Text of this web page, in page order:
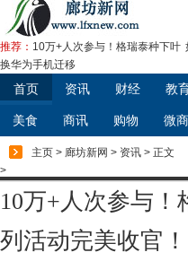
推荐： 10万+人次参与！格瑞泰种下叶
换华为手机迁移
首页 资讯 财经 教
美食 商讯 购物 微商
主页 > 廊坊新网 > 资讯 > 正文
>
10万+人次参与
列活动完美收官！